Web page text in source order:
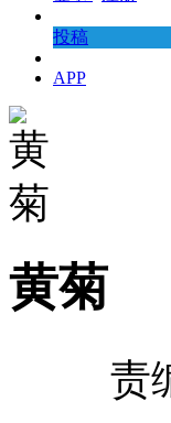
投稿
APP
黄菊
责